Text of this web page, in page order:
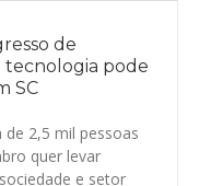
de
tecnologia pode
SC
de 2,5 mil pessoas
quer levar
e setor